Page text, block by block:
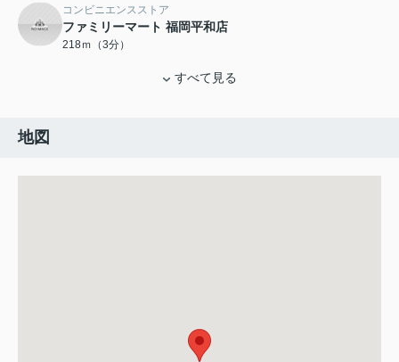
コンビニエンスストア
ファミリーマート 福岡平和店
218ｍ（3分）
すべて見る
地図